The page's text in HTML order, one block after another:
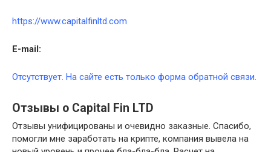
https://www.capitalfinltd.com
E-mail:
Отсутствует. На сайте есть только форма обратной связи.
Отзывы о Capital Fin LTD
Отзывы унифицированы и очевидно заказные. Спасибо,
помогли мне заработать на крипте, компания вывела на